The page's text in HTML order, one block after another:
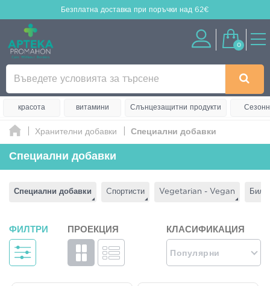
Безплатна доставка при поръчки над 62€
0
красота витамини Слънцезащитни продукти
Хранителни добавки Специални добавки
Специални добавки
Специални добавки Cпортисти Vegetarian - Vegan
ФИЛТРИ ПРОЕКЦИЯ КЛАСИФИКАЦИЯ
Популярни